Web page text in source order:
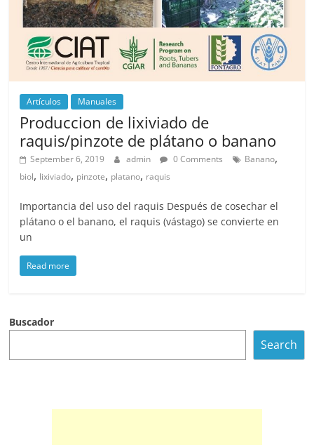
Artículos Manuales
Produccion de lixiviado de
raquis/pinzote de plátano o banano
September 6, 2019 admin 0 Comments Banano,
biol, lixiviado, pinzote, platano, raquis
Importancia del uso del raquis Después de cosechar el
plátano o el banano, el raquis (vástago) se convierte en
un
Read more
Buscador
Search